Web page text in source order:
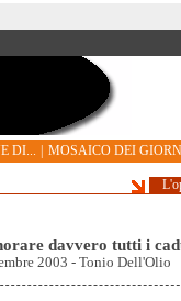
DI... MOSAICO DEI
davvero tutti i
2003 - Tonio Dell'Olio